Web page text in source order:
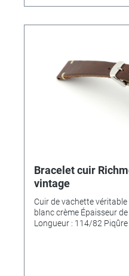
Bracelet cuir
vintage
Cuir de vachette
blanc crème Épaisseur
Longueur : 114/82